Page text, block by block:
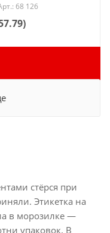
68 126
)
стёрся при
Этикетка на
в морозилке —
упаковок. В